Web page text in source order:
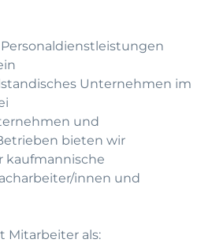
Unternehmen im
und
bieten wir
kaufmannische
innen und
Mitarbeiter als: